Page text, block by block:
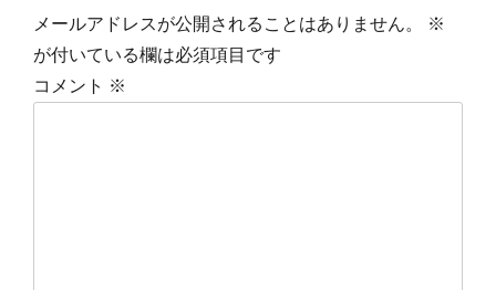
ゲ
ー
メールアドレスが公開されることはありません。
※
が付いている欄は必須項目です
コメント ※